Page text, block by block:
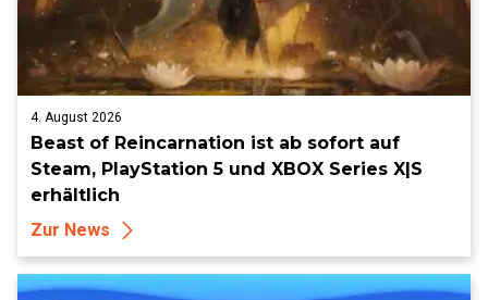
4. August 2026
Beast of Reincarnation ist ab sofort auf
Steam, PlayStation 5 und XBOX Series X|S
erhältlich
Zur News